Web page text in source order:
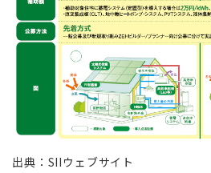
出典：SIIウェブサイト